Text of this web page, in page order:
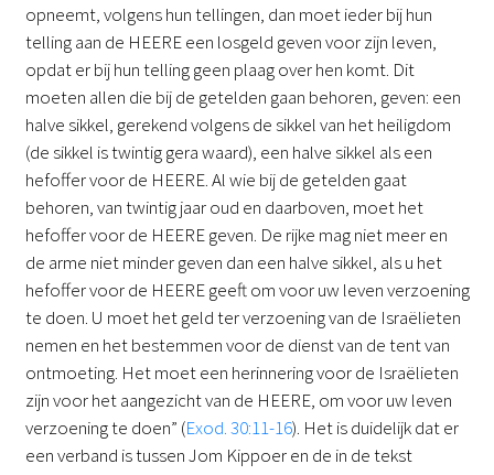
opneemt, volgens hun tellingen, dan moet ieder bij hun
telling aan de HEERE een losgeld geven voor zijn leven,
opdat er bij hun telling geen plaag over hen komt. Dit
moeten allen die bij de getelden gaan behoren, geven: een
halve sikkel, gerekend volgens de sikkel van het heiligdom
(de sikkel is twintig gera waard), een halve sikkel als een
hefoffer voor de HEERE. Al wie bij de getelden gaat
behoren, van twintig jaar oud en daarboven, moet het
hefoffer voor de HEERE geven. De rijke mag niet meer en
de arme niet minder geven dan een halve sikkel, als u het
hefoffer voor de HEERE geeft om voor uw leven verzoening
te doen. U moet het geld ter verzoening van de Israëlieten
nemen en het bestemmen voor de dienst van de tent van
ontmoeting. Het moet een herinnering voor de Israëlieten
zijn voor het aangezicht van de HEERE, om voor uw leven
verzoening te doen” (Exod. 30:11-16). Het is duidelijk dat er
een verband is tussen Jom Kippoer en de in de tekst